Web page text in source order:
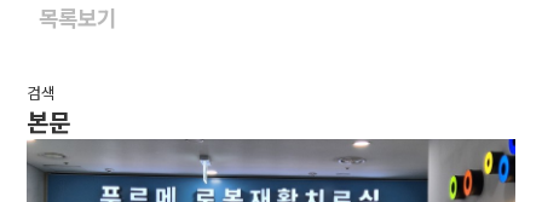
목록보기
검색
본문